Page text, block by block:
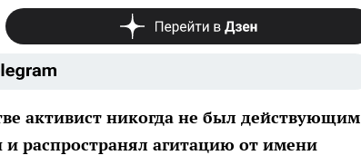
активист никогда не был действующим
распространял агитацию от имени